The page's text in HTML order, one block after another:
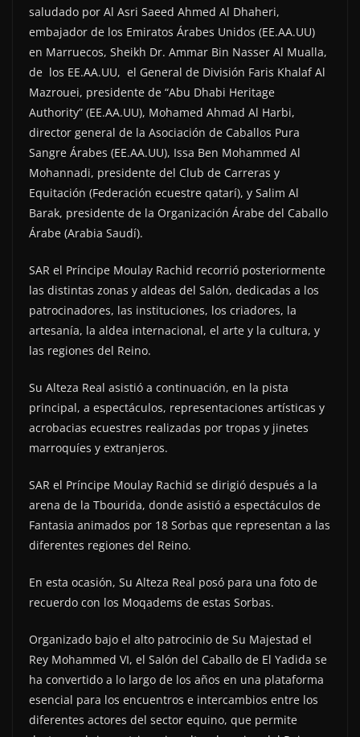
saludado por Al Asri Saeed Ahmed Al Dhaheri,
embajador de los Emiratos Árabes Unidos (EE.AA.UU)
en Marruecos, Sheikh Dr. Ammar Bin Nasser Al Mualla,
de los EE.AA.UU, el General de División Faris Khalaf Al
Mazrouei, presidente de “Abu Dhabi Heritage
Authority” (EE.AA.UU), Mohamed Ahmad Al Harbi,
director general de la Asociación de Caballos Pura
Sangre Árabes (EE.AA.UU), Issa Ben Mohammed Al
Mohannadi, presidente del Club de Carreras y
Equitación (Federación ecuestre qatarí), y Salim Al
Barak, presidente de la Organización Árabe del Caballo
Árabe (Arabia Saudí).
SAR el Príncipe Moulay Rachid recorrió posteriormente
las distintas zonas y aldeas del Salón, dedicadas a los
patrocinadores, las instituciones, los criadores, la
artesanía, la aldea internacional, el arte y la cultura, y
las regiones del Reino.
Su Alteza Real asistió a continuación, en la pista
principal, a espectáculos, representaciones artísticas y
acrobacias ecuestres realizadas por tropas y jinetes
marroquíes y extranjeros.
SAR el Príncipe Moulay Rachid se dirigió después a la
arena de la Tbourida, donde asistió a espectáculos de
Fantasia animados por 18 Sorbas que representan a las
diferentes regiones del Reino.
En esta ocasión, Su Alteza Real posó para una foto de
recuerdo con los Moqadems de estas Sorbas.
Organizado bajo el alto patrocinio de Su Majestad el
Rey Mohammed VI, el Salón del Caballo de El Yadida se
ha convertido a lo largo de los años en una plataforma
esencial para los encuentros e intercambios entre los
diferentes actores del sector equino, que permite